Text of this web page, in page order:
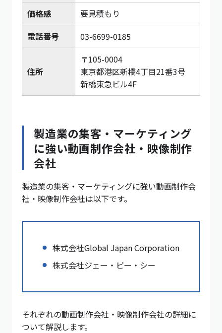
価格感
要見積もり
電話番号
03-6699-0185
住所
〒105-0004
東京都港区新橋4丁目21番3号
新橋東急ビル4F
製造業の集客・マーケティング
に強い動画制作会社・映像制作
会社
製造業の集客・マーケティングに強い動画制作会
社・映像制作会社は以下です。
株式会社Global Japan Corporation
株式会社ジェー・ピー・シー
それぞれの動画制作会社・映像制作会社の詳細に
ついて解説します。